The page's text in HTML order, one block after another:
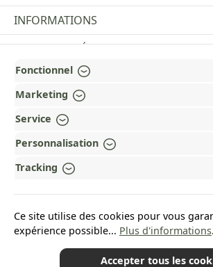
Revoke a contract
INFORMATIONS
MENTIONS LÉGALES
PAYMENT AND SHIPPING METHODS
RÉCOMPENSÉ ET CERTIFIÉ !
POURQUOI HEAD&NATURE ?
OUR COMMUNITIES
Fonctionnel
Marketing
Service
Personnalisation
Tracking
Ce site utilise des cookies pour vous
expérience possible... Plus d'informations.
Accepter tous les